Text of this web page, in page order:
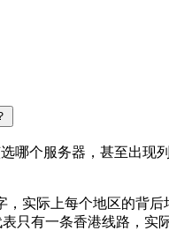
哪个服务器，甚至出现
实际上每个地区的背
只有一条香港线路，